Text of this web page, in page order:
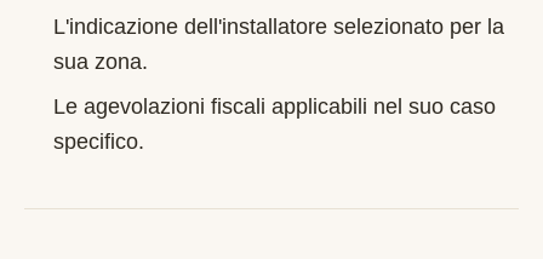
L'indicazione dell'installatore selezionato per la
sua zona.
Le agevolazioni fiscali applicabili nel suo caso
specifico.